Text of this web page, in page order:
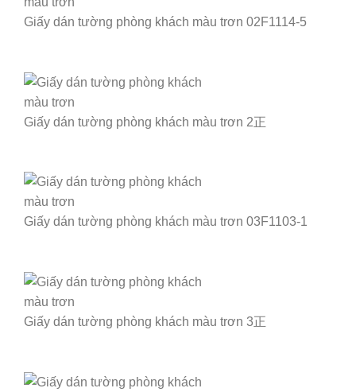
Giấy dán tường phòng khách màu trơn 02F1114-5
Giấy dán tường phòng khách màu trơn 2正
Giấy dán tường phòng khách màu trơn 03F1103-1
Giấy dán tường phòng khách màu trơn 3正